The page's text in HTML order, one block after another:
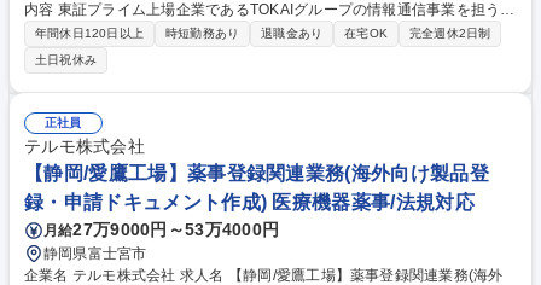
内容 東証プライム上場企業であるTOKAIグループの情報通信事業を担う当
社にて、当社サービスであるOneOfficeサービスのヘルプデスク業務をお
任せします。 ■OneOfficeサービス（メール・Webフィルターサービス・
セキュアブラウザなど）の顧客対応業務をお任せします。 ■お客様問合せ
対応 ■お客様告知 ■申込み受付 など 募集職種 【焼津/OneOfficeサービス
のヘルプデスク業務】東証プライム上場TOKAIグループ
年間休日120日以上 時短勤務あり 退職金あり 在宅OK
完全週休2日制
土日祝休み
正社員
テルモ株式会社
【静岡/愛鷹工場】薬事登録関連業務(海外向け製品登
録・申請ドキュメント作成) 医療機器薬事/法規対応
月給27万9000円～53万4000円
静岡県富士宮市
企業名 テルモ株式会社 求人名 【静岡/愛鷹工場】薬事登録関連業務(海外